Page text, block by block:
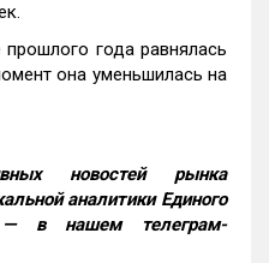
года равнялась
она уменьшилась на
новостей рынка
аналитики Единого
— в нашем телеграм-